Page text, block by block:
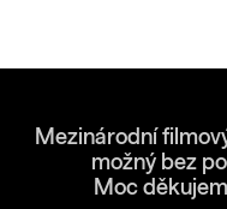
Mezinárodní
možný bez
Moc